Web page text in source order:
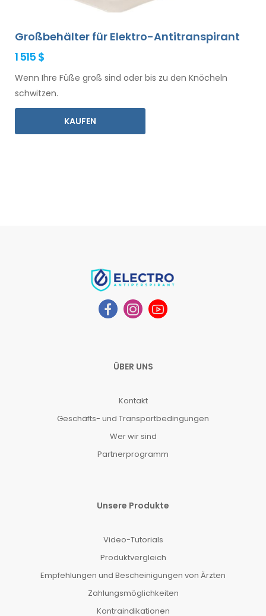
Großbehälter für Elektro-Antitranspirant
1 515 $
Wenn Ihre Füße groß sind oder bis zu den Knöcheln
schwitzen.
KAUFEN
ÜBER UNS
Kontakt
Geschäfts- und Transportbedingungen
Wer wir sind
Partnerprogramm
Unsere Produkte
Video-Tutorials
Produktvergleich
Empfehlungen und Bescheinigungen von Ärzten
Zahlungsmöglichkeiten
Kontraindikationen